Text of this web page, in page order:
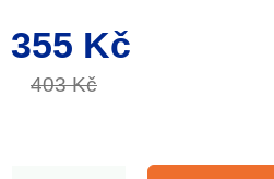
403 Kč
355 Kč
Měrná
cena: